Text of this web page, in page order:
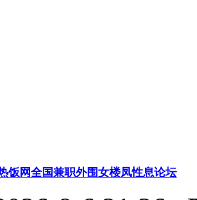
饭网全国兼职外围女楼凤性息论坛